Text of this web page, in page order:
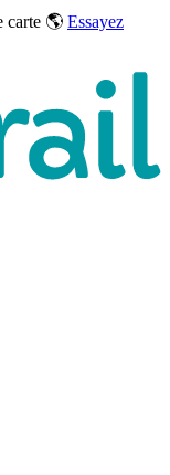
carte 🌎 Essayez